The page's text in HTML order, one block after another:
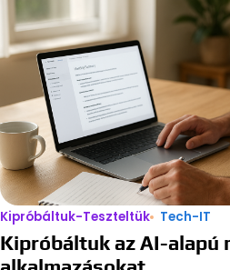
Kipróbáltuk-Teszteltük Tech-IT
Kipróbáltuk az AI-alapú